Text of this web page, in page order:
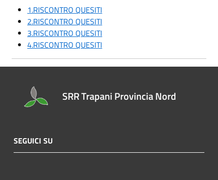
1.RISCONTRO QUESITI
2.RISCONTRO QUESITI
3.RISCONTRO QUESITI
4.RISCONTRO QUESITI
SRR Trapani Provincia Nord
SEGUICI SU